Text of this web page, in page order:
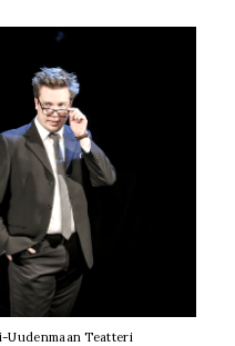
Uudenmaan Teatteri